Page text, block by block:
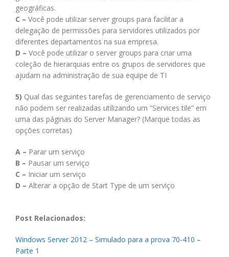
geográficas.
C – Você pode utilizar server groups para facilitar a
delegação de permissões para servidores utilizados por
diferentes departamentos na sua empresa.
D – Você pode utilizar o server groups para criar uma
coleção de hierarquias entre os grupos de servidores que
ajudam na administração de sua equipe de TI
5) Qual das seguintes tarefas de gerenciamento de serviço
não podem ser realizadas utilizando um “Services tile” em
uma das páginas do Server Manager? (Marque todas as
opções corretas)
A – Parar um serviço
B – Pausar um serviço
C – Iniciar um serviço
D – Alterar a opção de Start Type de um serviço
Post Relacionados:
Windows Server 2012 – Simulado para a prova 70-410 –
Parte 1